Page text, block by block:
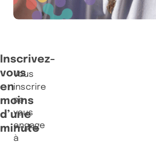
Inscrivez-
vous
en
moins
d’une
minute
Vous
inscrire
ne
vous
engage
à